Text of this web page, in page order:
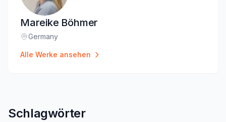
Mareike Böhmer
Standort:
Germany
Alle Werke ansehen
Schlagwörter